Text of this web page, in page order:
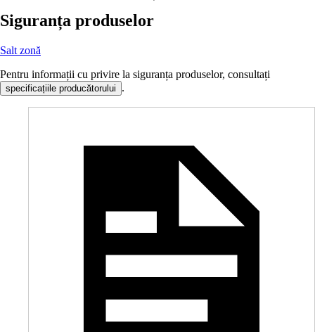
Siguranța produselor
Salt zonă
Pentru informații cu privire la siguranța produselor, consultați
specificațiile producătorului .